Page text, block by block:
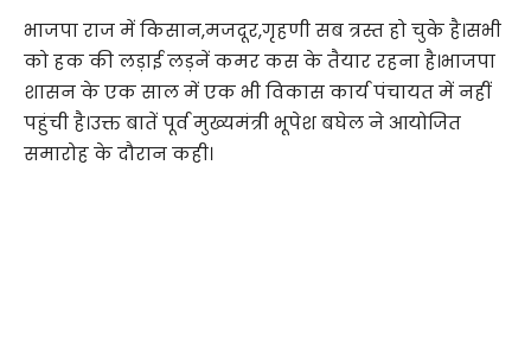
भाजपा राज में किसान,मजदूर,गृहणी सब त्रस्त हो चुके है।सभी
को हक की लड़ाई लड़नें कमर कस के तैयार रहना है।भाजपा
शासन के एक साल में एक भी विकास कार्य पंचायत में नहीं
पहुंची है।उक्त बातें पूर्व मुख्यमंत्री भूपेश बघेल ने आयोजित
समारोह के दौरान कही।